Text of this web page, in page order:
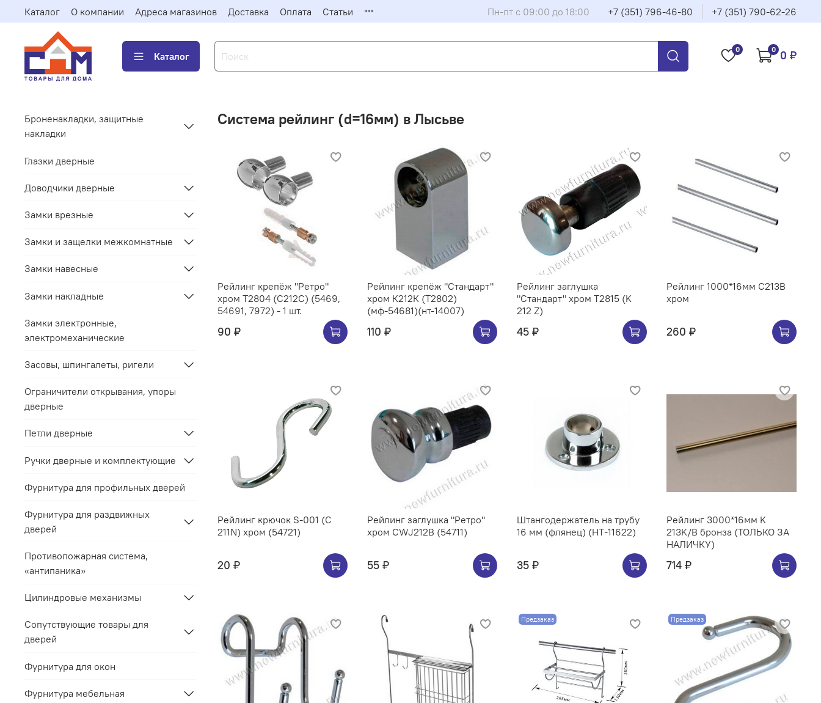
Каталог О компании Адреса магазинов Доставка Оплата Статьи Пн-пт с 09:00 до 18:00 +7 (351) 796-46-80 +7 (351) 790-62-26
Каталог
0 0 0 ₽
Система рейлинг (d=16мм) в Лысьве
Рейлинг крепёж "Ретро"
хром Т2804 (С212C) (5469,
54691, 7972) - 1 шт.
90 ₽
Рейлинг крепёж "Стандарт"
хром К212К (Т2802)
(мф-54681)(нт-14007)
110 ₽
Рейлинг заглушка
"Стандарт" хром Т2815 (K
212 Z)
45 ₽
Рейлинг 1000*16мм C213B
хром
260 ₽
Рейлинг крючок S-001 (C
211N) хром (54721)
20 ₽
Рейлинг заглушка "Ретро"
хром CWJ212B (54711)
55 ₽
Штангодержатель на трубу
16 мм (флянец) (НТ-11622)
35 ₽
Рейлинг 3000*16мм K
213K/B бронза (ТОЛЬКО ЗА
НАЛИЧКУ)
714 ₽
Предзаказ Предзаказ
Броненакладки, защитные
накладки
Глазки дверные
Доводчики дверные
Замки врезные
Замки и защелки межкомнатные
Замки навесные
Замки накладные
Замки электронные,
электромеханические
Засовы, шпингалеты, ригели
Ограничители открывания, упоры
дверные
Петли дверные
Ручки дверные и комплектующие
Фурнитура для профильных дверей
Фурнитура для раздвижных
дверей
Противопожарная система,
«антипаника»
Цилиндровые механизмы
Сопутствующие товары для
дверей
Фурнитура для окон
Фурнитура мебельная